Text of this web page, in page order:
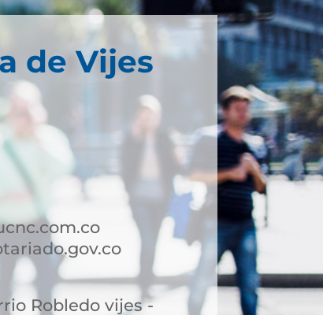
de Vijes
Robledo vijes -